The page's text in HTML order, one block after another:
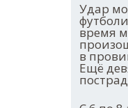
Удар
время
в
Ещё